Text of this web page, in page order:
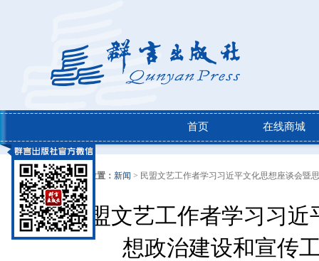
首页 在线商城
当前位置： 新闻 > 民盟文艺工作者学习习近平文化思想座谈会暨
民盟文艺工作者学习习
想政治建设和宣传